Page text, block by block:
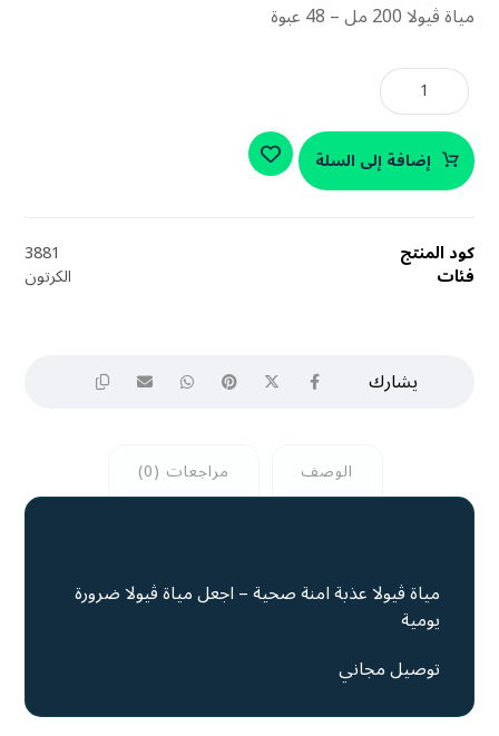
مياة ڤيولا 200 مل – 48 عبوة
إضافة إلى السلة
كود المنتج 3881
فئات الكرتون
الوصف مراجعات (0)
مياة ڤيولا عذبة امنة صحية – اجعل مياة ڤيولا ضرورة
يومية
توصيل مجاني